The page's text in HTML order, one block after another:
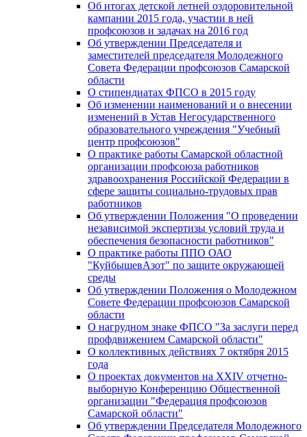
Об итогах детской летней оздоровительной
кампании 2015 года, участии в ней
профсоюзов и задачах на 2016 год
Об утверждении Председателя и
заместителей председателя Молодежного
Совета Федерации профсоюзов Самарской
области
О стипендиатах ФПСО в 2015 году
Об изменении наименований и о внесении
изменений в Устав Негосударственного
образовательного учреждения "Учебный
центр профсоюзов"
О практике работы Самарской областной
организации профсоюза работников
здравоохранения Российской Федерации в
сфере защиты социально-трудовых прав
работников
Об утверждении Положения "О проведении
независимой экспертизы условий труда и
обеспечения безопасности работников"
О практике работы ППО ОАО
"КуйбышевАзот" по защите окружающей
среды
Об утверждении Положения о Молодежном
Совете Федерации профсоюзов Самарской
области
О нагрудном знаке ФПСО "За заслуги перед
профдвижением Самарской области"
О коллективных действиях 7 октября 2015
года
О проектах документов на XXIV отчетно-
выборную Конференцию Общественной
организации "Федерация профсоюзов
Самарской области"
Об утверждении Председателя Молодежного